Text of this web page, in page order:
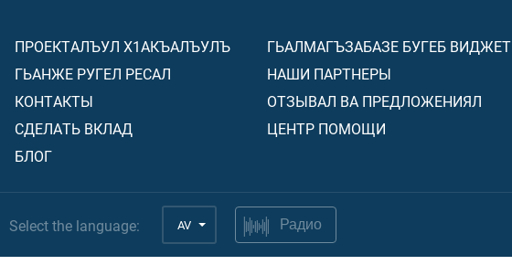
ПРОЕКТАЛЪУЛ Х1АКЪАЛЪУЛЪ
ГЬАНЖЕ РУГЕЛ РЕСАЛ
КОНТАКТЫ
СДЕЛАТЬ ВКЛАД
БЛОГ
ГЬАЛМАГЪЗАБАЗЕ БУГЕБ ВИДЖЕТ
НАШИ ПАРТНЕРЫ
ОТЗЫВАЛ ВА ПРЕДЛОЖЕНИЯЛ
ЦЕНТР ПОМОЩИ
Select the language: AV Радио